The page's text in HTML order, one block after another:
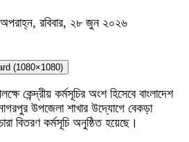
রবিবার, ২৮ জুন ২০২৬
(1080×1080)
কেন্দ্রীয় কর্মসূচির অংশ হিসেবে বাংলাদেশ
উপজেলা শাখার উদ্যোগে বেকড়া
বিতরণ কর্মসূচি অনুষ্ঠিত হয়েছে।